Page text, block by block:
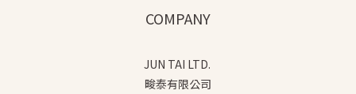
COMPANY
JUN TAI LTD.
畯泰有限公司